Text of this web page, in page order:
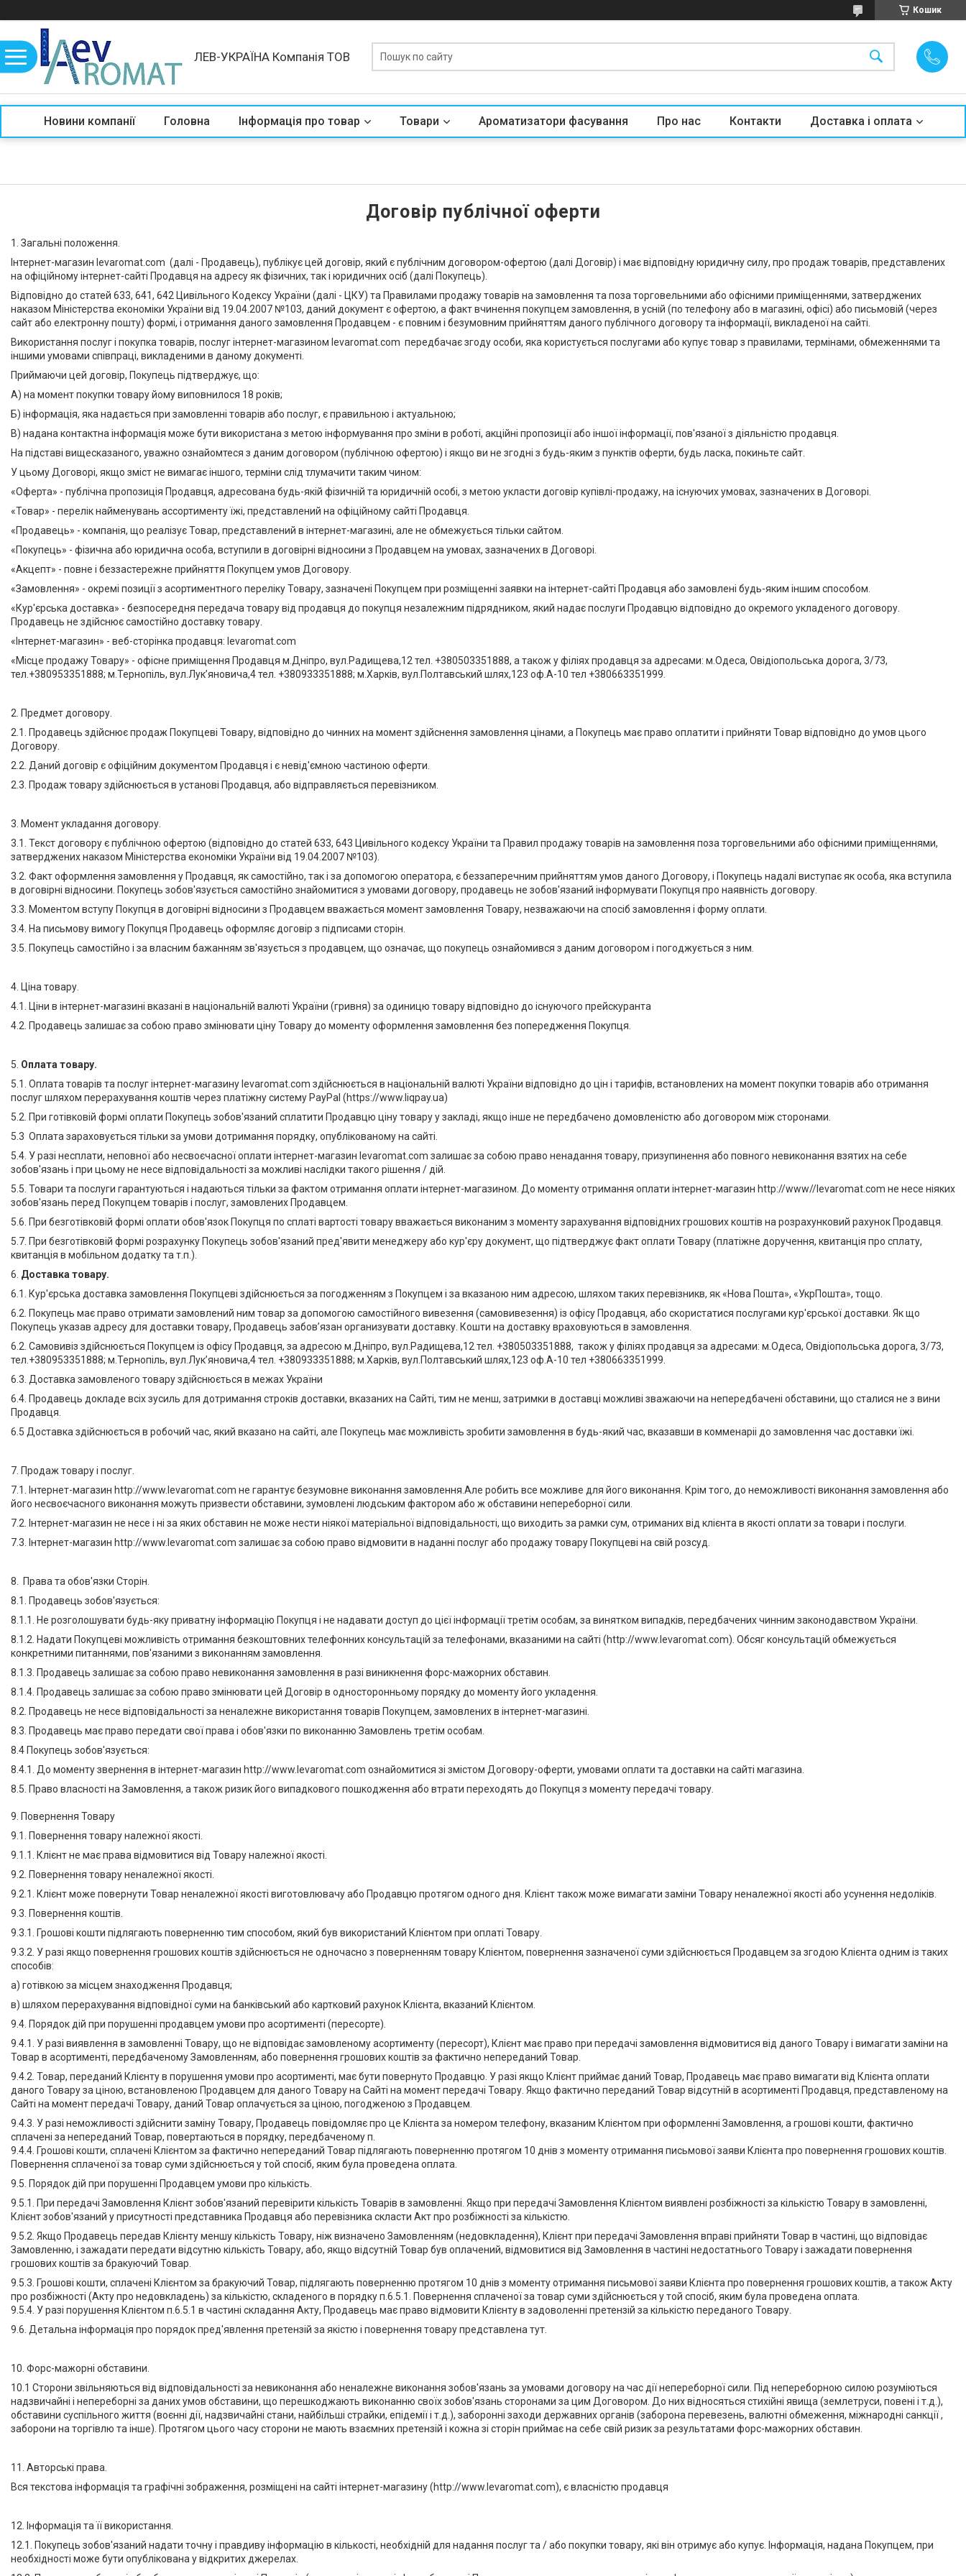
Кошик
ЛЕВ-УКРАЇНА Компанія ТОВ
Новини компанії Головна Інформація про товар Товари Ароматизатори фасування Про нас Контакти Доставка і оплата
Договір публічної оферти
1. Загальні положення.
Інтернет-магазин levaromat.com (далі - Продавець), публікує цей договір, який є публічним договором-офертою (далі Договір) і має відповідну юридичну силу, про продаж товарів, представлених
на офіційному інтернет-сайті Продавця на адресу як фізичних, так і юридичних осіб (далі Покупець).
Відповідно до статей 633, 641, 642 Цивільного Кодексу України (далі - ЦКУ) та Правилами продажу товарів на замовлення та поза торговельними або офісними приміщеннями, затверджених
наказом Міністерства економіки України від 19.04.2007 №103, даний документ є офертою, а факт вчинення покупцем замовлення, в усній (по телефону або в магазині, офісі) або письмовій (через
сайт або електронну пошту) формі, і отримання даного замовлення Продавцем - є повним і безумовним прийняттям даного публічного договору та інформації, викладеної на сайті.
Використання послуг і покупка товарів, послуг інтернет-магазином levaromat.com передбачає згоду особи, яка користується послугами або купує товар з правилами, термінами, обмеженнями та
іншими умовами співпраці, викладеними в даному документі.
Приймаючи цей договір, Покупець підтверджує, що:
А) на момент покупки товару йому виповнилося 18 років;
Б) інформація, яка надається при замовленні товарів або послуг, є правильною і актуальною;
В) надана контактна інформація може бути використана з метою інформування про зміни в роботі, акційні пропозиції або іншої інформації, пов'язаної з діяльністю продавця.
На підставі вищесказаного, уважно ознайомтеся з даним договором (публічною офертою) і якщо ви не згодні з будь-яким з пунктів оферти, будь ласка, покиньте сайт.
У цьому Договорі, якщо зміст не вимагає іншого, терміни слід тлумачити таким чином:
«Оферта» - публічна пропозиція Продавця, адресована будь-якій фізичній та юридичній особі, з метою укласти договір купівлі-продажу, на існуючих умовах, зазначених в Договорі.
«Товар» - перелік найменувань ассортименту їжі, представлений на офіційному сайті Продавця.
«Продавець» - компанія, що реалізує Товар, представлений в інтернет-магазині, але не обмежується тільки сайтом.
«Покупець» - фізична або юридична особа, вступили в договірні відносини з Продавцем на умовах, зазначених в Договорі.
«Акцепт» - повне і беззастережне прийняття Покупцем умов Договору.
«Замовлення» - окремі позиції з асортиментного переліку Товару, зазначені Покупцем при розміщенні заявки на інтернет-сайті Продавця або замовлені будь-яким іншим способом.
«Кур'єрська доставка» - безпосередня передача товару від продавця до покупця незалежним підрядником, який надає послуги Продавцю відповідно до окремого укладеного договору.
Продавець не здійснює самостійно доставку товару.
«Інтернет-магазин» - веб-сторінка продавця: levaromat.com
«Місце продажу Товару» - офісне приміщення Продавця м.Дніпро, вул.Радищева,12 тел. +380503351888, а також у філіях продавця за адресами: м.Одеса, Овідіопольська дорога, 3/73,
тел.+380953351888; м.Тернопіль, вул.Лук’яновича,4 тел. +380933351888; м.Харків, вул.Полтавський шлях,123 оф.А-10 тел +380663351999.
2. Предмет договору.
2.1. Продавець здійснює продаж Покупцеві Товару, відповідно до чинних на момент здійснення замовлення цінами, а Покупець має право оплатити і прийняти Товар відповідно до умов цього
Договору.
2.2. Даний договір є офіційним документом Продавця і є невід'ємною частиною оферти.
2.3. Продаж товару здійснюється в установі Продавця, або відправляється перевізником.
3. Момент укладання договору.
3.1. Текст договору є публічною офертою (відповідно до статей 633, 643 Цивільного кодексу України та Правил продажу товарів на замовлення поза торговельними або офісними приміщеннями,
затверджених наказом Міністерства економіки України від 19.04.2007 №103).
3.2. Факт оформлення замовлення у Продавця, як самостійно, так і за допомогою оператора, є беззаперечним прийняттям умов даного Договору, і Покупець надалі виступає як особа, яка вступила
в договірні відносини. Покупець зобов'язується самостійно знайомитися з умовами договору, продавець не зобов'язаний інформувати Покупця про наявність договору.
3.3. Моментом вступу Покупця в договірні відносини з Продавцем вважається момент замовлення Товару, незважаючи на спосіб замовлення і форму оплати.
3.4. На письмову вимогу Покупця Продавець оформляє договір з підписами сторін.
3.5. Покупець самостійно і за власним бажанням зв'язується з продавцем, що означає, що покупець ознайомився з даним договором і погоджується з ним.
4. Ціна товару.
4.1. Ціни в інтернет-магазині вказані в національній валюті України (гривня) за одиницю товару відповідно до існуючого прейскуранта
4.2. Продавець залишає за собою право змінювати ціну Товару до моменту оформлення замовлення без попередження Покупця.
5. Оплата товару.
5.1. Оплата товарів та послуг інтернет-магазину levaromat.com здійснюється в національній валюті України відповідно до цін і тарифів, встановлених на момент покупки товарів або отримання
послуг шляхом перерахування коштів через платіжну систему PayPal (https://www.liqpay.ua)
5.2. При готівковій формі оплати Покупець зобов'язаний сплатити Продавцю ціну товару у закладі, якщо інше не передбачено домовленістю або договором між сторонами.
5.3 Оплата зараховується тільки за умови дотримання порядку, опублікованому на сайті.
5.4. У разі несплати, неповної або несвоєчасної оплати інтернет-магазин levaromat.com залишає за собою право ненадання товару, призупинення або повного невиконання взятих на себе
зобов'язань і при цьому не несе відповідальності за можливі наслідки такого рішення / дій.
5.5. Товари та послуги гарантуються і надаються тільки за фактом отримання оплати інтернет-магазином. До моменту отримання оплати інтернет-магазин http://www//levaromat.com не несе ніяких
зобов'язань перед Покупцем товарів і послуг, замовлених Продавцем.
5.6. При безготівковій формі оплати обов'язок Покупця по сплаті вартості товару вважається виконаним з моменту зарахування відповідних грошових коштів на розрахунковий рахунок Продавця.
5.7. При безготівковій формі розрахунку Покупець зобов'язаний пред'явити менеджеру або кур'єру документ, що підтверджує факт оплати Товару (платіжне доручення, квитанція про сплату,
квитанція в мобільном додатку та т.п.).
6. Доставка товару.
6.1. Кур'єрська доставка замовлення Покупцеві здійснюється за погодженням з Покупцем і за вказаною ним адресою, шляхом таких перевізникв, як «Нова Пошта», «УкрПошта», тощо.
6.2. Покупець має право отримати замовлений ним товар за допомогою самостійного вивезення (самовивезення) із офісу Продавця, або скористатися послугами кур'єрської доставки. Як що
Покупець указав адресу для доставки товару, Продавець забов’язан организувати доставку. Кошти на доставку враховуються в замовлення.
6.2. Самовивіз здійснюється Покупцем із офісу Продавця, за адресою м.Дніпро, вул.Радищева,12 тел. +380503351888, також у філіях продавця за адресами: м.Одеса, Овідіопольська дорога, 3/73,
тел.+380953351888; м.Тернопіль, вул.Лук’яновича,4 тел. +380933351888; м.Харків, вул.Полтавський шлях,123 оф.А-10 тел +380663351999.
6.3. Доставка замовленого товару здійснюється в межах України
6.4. Продавець докладе всіх зусиль для дотримання строків доставки, вказаних на Сайті, тим не менш, затримки в доставці можливі зважаючи на непередбачені обставини, що сталися не з вини
Продавця.
6.5 Доставка здійснюється в робочий час, який вказано на сайті, але Покупець має можливість зробити замовлення в будь-який час, вказавши в комменаріі до замовлення час доставки їжі.
7. Продаж товару і послуг.
7.1. Інтернет-магазин http://www.levaromat.com не гарантує безумовне виконання замовлення.Але робить все можливе для його виконання. Крім того, до неможливості виконання замовлення або
його несвоєчасного виконання можуть призвести обставини, зумовлені людським фактором або ж обставини непереборної сили.
7.2. Інтернет-магазин не несе і ні за яких обставин не може нести ніякої матеріальної відповідальності, що виходить за рамки сум, отриманих від клієнта в якості оплати за товари і послуги.
7.3. Інтернет-магазин http://www.levaromat.com залишає за собою право відмовити в наданні послуг або продажу товару Покупцеві на свій розсуд.
8. Права та обов'язки Сторін.
8.1. Продавець зобов'язується:
8.1.1. Не розголошувати будь-яку приватну інформацію Покупця і не надавати доступ до цієї інформації третім особам, за винятком випадків, передбачених чинним законодавством України.
8.1.2. Надати Покупцеві можливість отримання безкоштовних телефонних консультацій за телефонами, вказаними на сайті (http://www.levaromat.com). Обсяг консультацій обмежується
конкретними питаннями, пов'язаними з виконанням замовлення.
8.1.3. Продавець залишає за собою право невиконання замовлення в разі виникнення форс-мажорних обставин.
8.1.4. Продавець залишає за собою право змінювати цей Договір в односторонньому порядку до моменту його укладення.
8.2. Продавець не несе відповідальності за неналежне використання товарів Покупцем, замовлених в інтернет-магазині.
8.3. Продавець має право передати свої права і обов'язки по виконанню Замовлень третім особам.
8.4 Покупець зобов'язується:
8.4.1. До моменту звернення в інтернет-магазин http://www.levaromat.com ознайомитися зі змістом Договору-оферти, умовами оплати та доставки на сайті магазина.
8.5. Право власності на Замовлення, а також ризик його випадкового пошкодження або втрати переходять до Покупця з моменту передачі товару.
9. Повернення Товару
9.1. Повернення товару належної якості.
9.1.1. Клієнт не має права відмовитися від Товару належної якості.
9.2. Повернення товару неналежної якості.
9.2.1. Клієнт може повернути Товар неналежної якості виготовлювачу або Продавцю протягом одного дня. Клієнт також може вимагати заміни Товару неналежної якості або усунення недоліків.
9.3. Повернення коштів.
9.3.1. Грошові кошти підлягають поверненню тим способом, який був використаний Клієнтом при оплаті Товару.
9.3.2. У разі якщо повернення грошових коштів здійснюється не одночасно з поверненням товару Клієнтом, повернення зазначеної суми здійснюється Продавцем за згодою Клієнта одним із таких
способів:
а) готівкою за місцем знаходження Продавця;
в) шляхом перерахування відповідної суми на банківський або картковий рахунок Клієнта, вказаний Клієнтом.
9.4. Порядок дій при порушенні продавцем умови про асортименті (пересорте).
9.4.1. У разі виявлення в замовленні Товару, що не відповідає замовленому асортименту (пересорт), Клієнт має право при передачі замовлення відмовитися від даного Товару і вимагати заміни на
Товар в асортименті, передбаченому Замовленням, або повернення грошових коштів за фактично непереданий Товар.
9.4.2. Товар, переданий Клієнту в порушення умови про асортименті, має бути повернуто Продавцю. У разі якщо Клієнт приймає даний Товар, Продавець має право вимагати від Клієнта оплати
даного Товару за ціною, встановленою Продавцем для даного Товару на Сайті на момент передачі Товару. Якщо фактично переданий Товар відсутній в асортименті Продавця, представленому на
Сайті на момент передачі Товару, даний Товар оплачується за ціною, погодженою з Продавцем.
9.4.3. У разі неможливості здійснити заміну Товару, Продавець повідомляє про це Клієнта за номером телефону, вказаним Клієнтом при оформленні Замовлення, а грошові кошти, фактично
сплачені за непереданий Товар, повертаються в порядку, передбаченому п.
9.4.4. Грошові кошти, сплачені Клієнтом за фактично непереданий Товар підлягають поверненню протягом 10 днів з моменту отримання письмової заяви Клієнта про повернення грошових коштів.
Повернення сплаченої за товар суми здійснюється у той спосіб, яким була проведена оплата.
9.5. Порядок дій при порушенні Продавцем умови про кількість.
9.5.1. При передачі Замовлення Клієнт зобов'язаний перевірити кількість Товарів в замовленні. Якщо при передачі Замовлення Клієнтом виявлені розбіжності за кількістю Товару в замовленні,
Клієнт зобов'язаний у присутності представника Продавця або перевізника скласти Акт про розбіжності за кількістю.
9.5.2. Якщо Продавець передав Клієнту меншу кількість Товару, ніж визначено Замовленням (недовкладення), Клієнт при передачі Замовлення вправі прийняти Товар в частині, що відповідає
Замовленню, і зажадати передати відсутню кількість Товару, або, якщо відсутній Товар був оплачений, відмовитися від Замовлення в частині недостатнього Товару і зажадати повернення
грошових коштів за бракуючий Товар.
9.5.3. Грошові кошти, сплачені Клієнтом за бракуючий Товар, підлягають поверненню протягом 10 днів з моменту отримання письмової заяви Клієнта про повернення грошових коштів, а також Акту
про розбіжності (Акту про недовкладень) за кількістю, складеного в порядку п.6.5.1. Повернення сплаченої за товар суми здійснюється у той спосіб, яким була проведена оплата.
9.5.4. У разі порушення Клієнтом п.6.5.1 в частині складання Акту, Продавець має право відмовити Клієнту в задоволенні претензій за кількістю переданого Товару.
9.6. Детальна інформація про порядок пред'явлення претензій за якістю і повернення товару представлена тут.
10. Форс-мажорні обставини.
10.1 Сторони звільняються від відповідальності за невиконання або неналежне виконання зобов'язань за умовами договору на час дії непереборної сили. Під непереборною силою розуміються
надзвичайні і непереборні за даних умов обставини, що перешкоджають виконанню своїх зобов'язань сторонами за цим Договором. До них відносяться стихійні явища (землетруси, повені і т.д.),
обставини суспільного життя (воєнні дії, надзвичайні стани, найбільші страйки, епідемії і т.д.), заборонні заходи державних органів (заборона перевезень, валютні обмеження, міжнародні санкції ,
заборони на торгівлю та інше). Протягом цього часу сторони не мають взаємних претензій і кожна зі сторін приймає на себе свій ризик за результатами форс-мажорних обставин.
11. Авторські права.
Вся текстова інформація та графічні зображення, розміщені на сайті інтернет-магазину (http://www.levaromat.com), є власністю продавця
12. Інформація та її використання.
12.1. Покупець зобов'язаний надати точну і правдиву інформацію в кількості, необхідній для надання послуг та / або покупки товару, які він отримує або купує. Інформація, надана Покупцем, при
необхідності може бути опублікована у відкритих джерелах.